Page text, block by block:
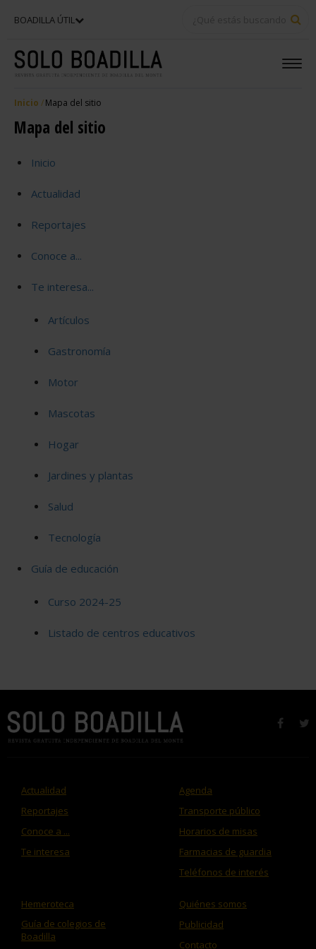
BOADILLA ÚTIL
Inicio Mapa del sitio
Mapa del sitio
Inicio
Actualidad
Reportajes
Conoce a...
Te interesa...
Artículos
Gastronomía
Motor
Mascotas
Hogar
Jardines y plantas
Salud
Tecnología
Guía de educación
Curso 2024-25
Listado de centros educativos
Actualidad
Reportajes
Conoce a ...
Te interesa
Agenda
Transporte público
Horarios de misas
Farmacias de guardia
Teléfonos de interés
Hemeroteca
Guía de colegios de
Boadilla
Quiénes somos
Publicidad
Contacto